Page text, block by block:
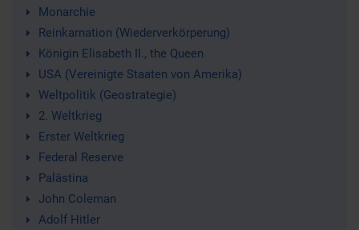
Monarchie
Reinkarnation (Wiederverkörperung)
Königin Elisabeth II., the Queen
USA (Vereinigte Staaten von Amerika)
Weltpolitik (Geostrategie)
2. Weltkrieg
Erster Weltkrieg
Federal Reserve
Palästina
John Coleman
Adolf Hitler